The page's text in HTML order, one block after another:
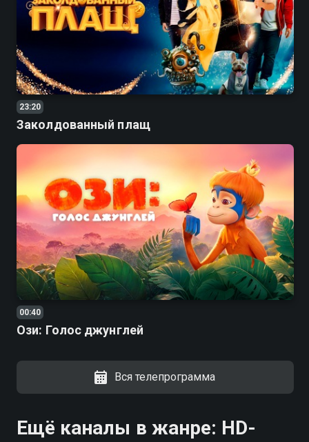
23:20
Заколдованный плащ
00:40
Ози: Голос джунглей
Вся телепрограмма
Ещё каналы в жанре: HD-